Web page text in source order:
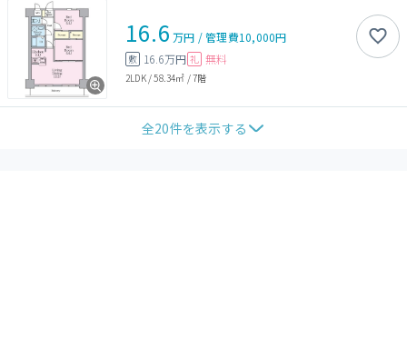
16.6 万円 /管理費10,000円
敷 16.6万円 礼 無料
2LDK/58.34㎡ /7階
全20件を表示する